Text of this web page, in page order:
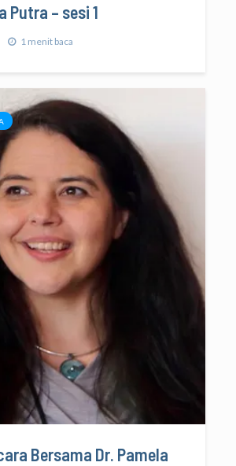
Putra – sesi 1
1 menit baca
Bersama Dr. Pamela